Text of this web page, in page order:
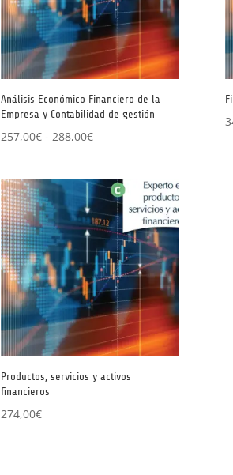
Análisis Económico Financiero de la
Empresa y Contabilidad de gestión
257,00€ - 288,00€Rango
desde
257,00€
hasta
288,00€
Productos, servicios y activos
financieros
274,00€